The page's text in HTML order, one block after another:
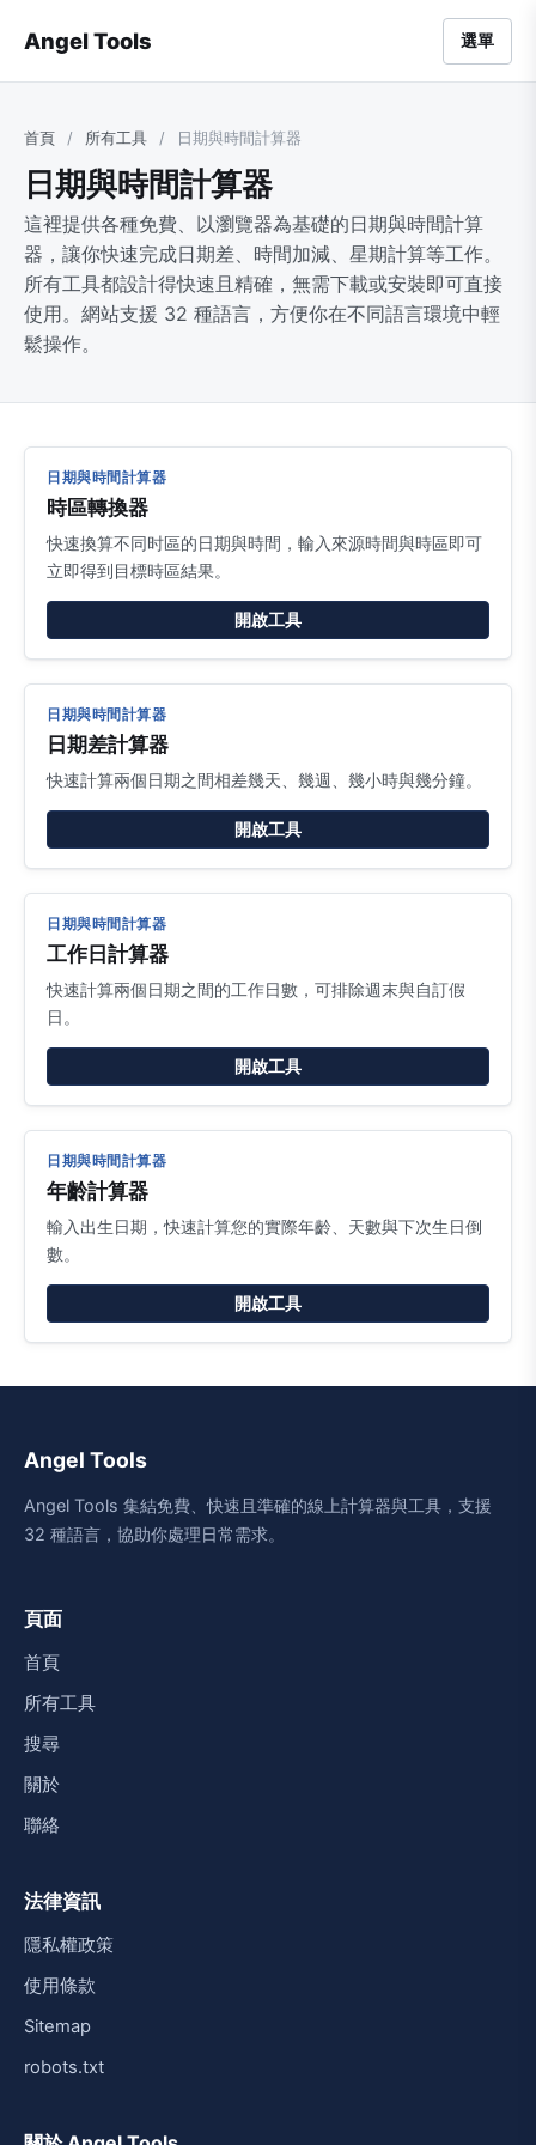
Angel Tools 選單
首頁 / 所有工具 / 日期與時間計算器
日期與時間計算器
這裡提供各種免費、以瀏覽器為基礎的日期與時間計算
器，讓你快速完成日期差、時間加減、星期計算等工作。
所有工具都設計得快速且精確，無需下載或安裝即可直接
使用。網站支援 32 種語言，方便你在不同語言環境中輕
鬆操作。
日期與時間計算器
時區轉換器
快速換算不同时區的日期與時間，輸入來源時間與時區即可
立即得到目標時區結果。
開啟工具
日期與時間計算器
日期差計算器
快速計算兩個日期之間相差幾天、幾週、幾小時與幾分鐘。
開啟工具
日期與時間計算器
工作日計算器
快速計算兩個日期之間的工作日數，可排除週末與自訂假
日。
開啟工具
日期與時間計算器
年齡計算器
輸入出生日期，快速計算您的實際年齡、天數與下次生日倒
數。
開啟工具
Angel Tools
Angel Tools 集結免費、快速且準確的線上計算器與工具，支援
32 種語言，協助你處理日常需求。
頁面
首頁
所有工具
搜尋
關於
聯絡
法律資訊
隱私權政策
使用條款
Sitemap
robots.txt